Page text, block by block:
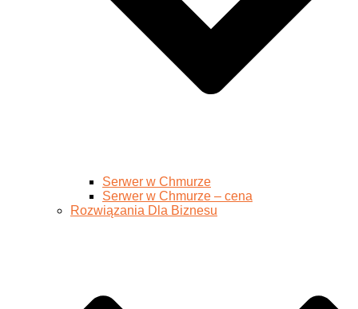
Serwer w Chmurze
Serwer w Chmurze – cena
Rozwiązania Dla Biznesu